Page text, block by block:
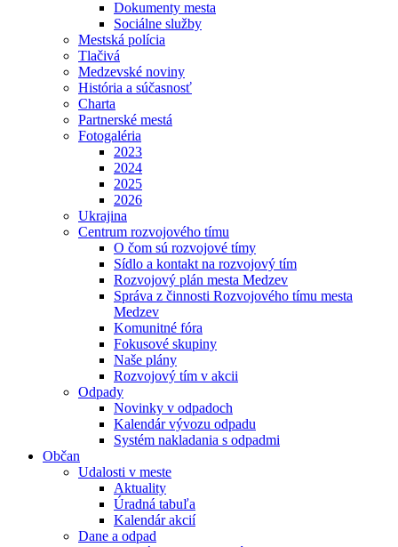
Dokumenty mesta
Sociálne služby
Mestská polícia
Tlačivá
Medzevské noviny
História a súčasnosť
Charta
Partnerské mestá
Fotogaléria
2023
2024
2025
2026
Ukrajina
Centrum rozvojového tímu
O čom sú rozvojové tímy
Sídlo a kontakt na rozvojový tím
Rozvojový plán mesta Medzev
Správa z činnosti Rozvojového tímu mesta
Medzev
Komunitné fóra
Fokusové skupiny
Naše plány
Rozvojový tím v akcii
Odpady
Novinky v odpadoch
Kalendár vývozu odpadu
Systém nakladania s odpadmi
Občan
Udalosti v meste
Aktuality
Úradná tabuľa
Kalendár akcií
Dane a odpad